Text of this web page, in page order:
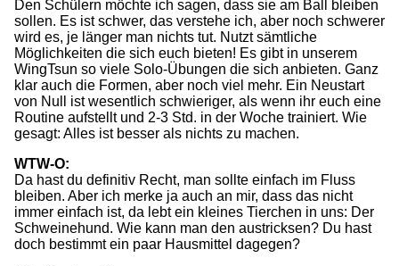
Den Schülern möchte ich sagen, dass sie am Ball bleiben
sollen. Es ist schwer, das verstehe ich, aber noch schwerer
wird es, je länger man nichts tut. Nutzt sämtliche
Möglichkeiten die sich euch bieten! Es gibt in unserem
WingTsun so viele Solo-Übungen die sich anbieten. Ganz
klar auch die Formen, aber noch viel mehr. Ein Neustart
von Null ist wesentlich schwieriger, als wenn ihr euch eine
Routine aufstellt und 2-3 Std. in der Woche trainiert. Wie
gesagt: Alles ist besser als nichts zu machen.
WTW-O:
Da hast du definitiv Recht, man sollte einfach im Fluss
bleiben. Aber ich merke ja auch an mir, dass das nicht
immer einfach ist, da lebt ein kleines Tierchen in uns: Der
Schweinehund. Wie kann man den austricksen? Du hast
doch bestimmt ein paar Hausmittel dagegen?